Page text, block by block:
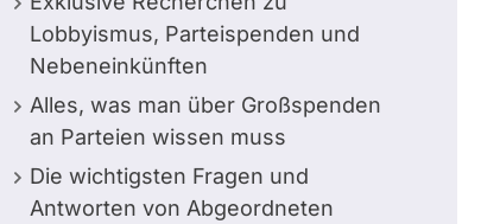
Lobbyismus, Parteispenden und
Nebeneinkünften
Alles, was man über Großspenden
an Parteien wissen muss
Die wichtigsten Fragen und
Antworten von Abgeordneten